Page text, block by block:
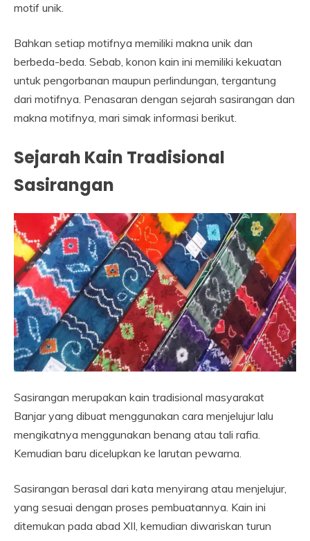
motif unik.
Bahkan setiap motifnya memiliki makna unik dan
berbeda-beda. Sebab, konon kain ini memiliki kekuatan
untuk pengorbanan maupun perlindungan, tergantung
dari motifnya. Penasaran dengan sejarah sasirangan dan
makna motifnya, mari simak informasi berikut.
Sejarah Kain Tradisional
Sasirangan
Sasirangan merupakan kain tradisional masyarakat
Banjar yang dibuat menggunakan cara menjelujur lalu
mengikatnya menggunakan benang atau tali rafia.
Kemudian baru dicelupkan ke larutan pewarna.
Sasirangan berasal dari kata menyirang atau menjelujur,
yang sesuai dengan proses pembuatannya. Kain ini
ditemukan pada abad XII, kemudian diwariskan turun